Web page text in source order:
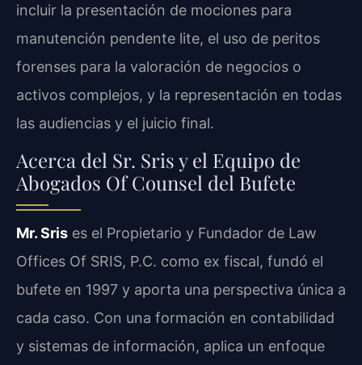
incluir la presentación de mociones para
manutención pendente lite, el uso de peritos
forenses para la valoración de negocios o
activos complejos, y la representación en todas
las audiencias y el juicio final.
Acerca del Sr. Sris y el Equipo de
Abogados Of Counsel del Bufete
Mr. Sris es el Propietario y Fundador de Law
Offices Of SRIS, P.C. como ex fiscal, fundó el
bufete en 1997 y aporta una perspectiva única a
cada caso. Con una formación en contabilidad
y sistemas de información, aplica un enfoque